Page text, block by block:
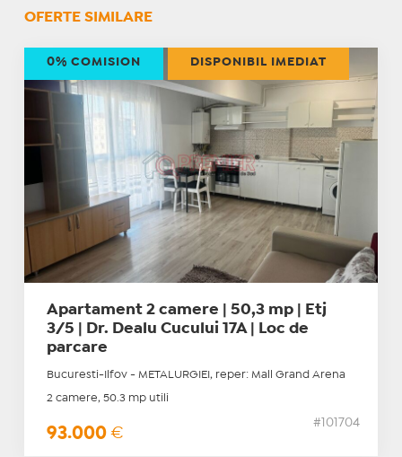
OFERTE SIMILARE
Apartament 2 camere | 50,3 mp | Etj
3/5 | Dr. Dealu Cucului 17A | Loc de
parcare
Bucuresti-Ilfov - METALURGIEI, reper: Mall Grand Arena
2 camere, 50.3 mp utili
93.000 €
#101704
0% COMISION DISPONIBIL IMEDIAT